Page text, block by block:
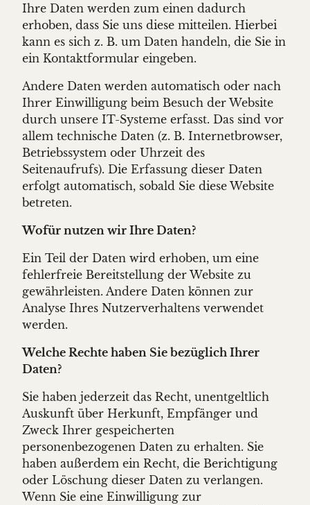
Ihre Daten werden zum einen dadurch
erhoben, dass Sie uns diese mitteilen. Hierbei
kann es sich z. B. um Daten handeln, die Sie in
ein Kontaktformular eingeben.
Andere Daten werden automatisch oder nach
Ihrer Einwilligung beim Besuch der Website
durch unsere IT-Systeme erfasst. Das sind vor
allem technische Daten (z. B. Internetbrowser,
Betriebssystem oder Uhrzeit des
Seitenaufrufs). Die Erfassung dieser Daten
erfolgt automatisch, sobald Sie diese Website
betreten.
Wofür nutzen wir Ihre Daten?
Ein Teil der Daten wird erhoben, um eine
fehlerfreie Bereitstellung der Website zu
gewährleisten. Andere Daten können zur
Analyse Ihres Nutzerverhaltens verwendet
werden.
Welche Rechte haben Sie bezüglich Ihrer
Daten?
Sie haben jederzeit das Recht, unentgeltlich
Auskunft über Herkunft, Empfänger und
Zweck Ihrer gespeicherten
personenbezogenen Daten zu erhalten. Sie
haben außerdem ein Recht, die Berichtigung
oder Löschung dieser Daten zu verlangen.
Wenn Sie eine Einwilligung zur